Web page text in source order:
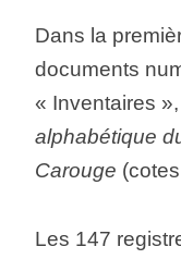
Dans la
documents
« Inventaires
alphabétique
Carouge
Les 147